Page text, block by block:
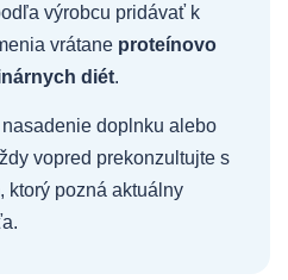
výrobcu pridávať k
vrátane proteínovo
diét.
doplnku alebo
vopred prekonzultujte s
ktorý pozná aktuálny